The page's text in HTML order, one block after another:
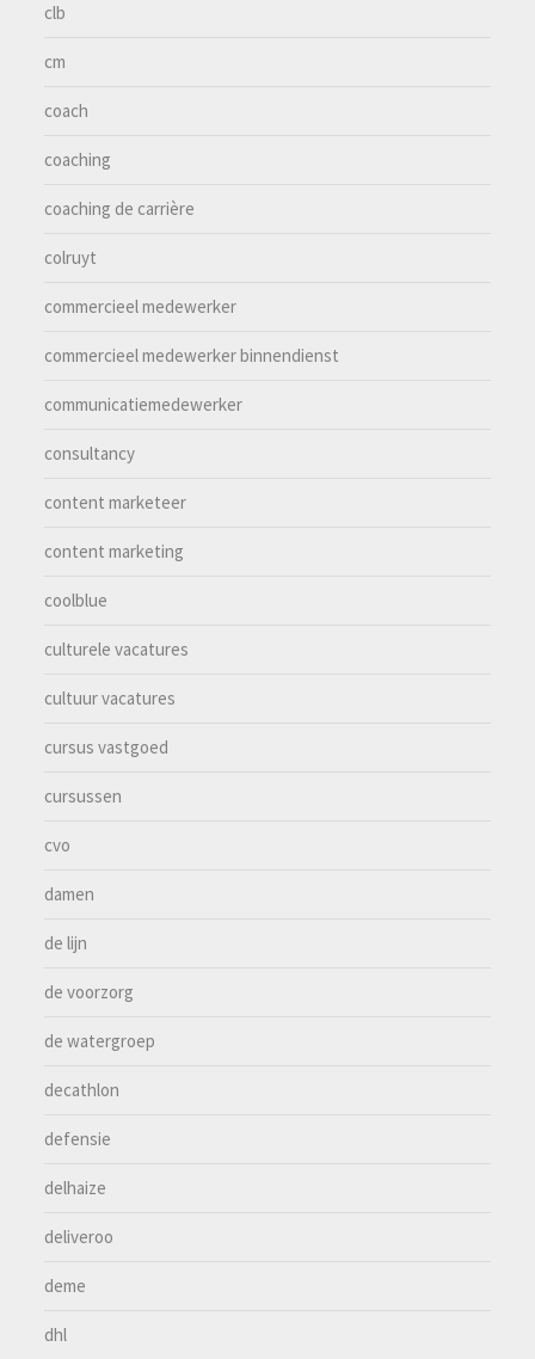
clb
cm
coach
coaching
coaching de carrière
colruyt
commercieel medewerker
commercieel medewerker binnendienst
communicatiemedewerker
consultancy
content marketeer
content marketing
coolblue
culturele vacatures
cultuur vacatures
cursus vastgoed
cursussen
cvo
damen
de lijn
de voorzorg
de watergroep
decathlon
defensie
delhaize
deliveroo
deme
dhl